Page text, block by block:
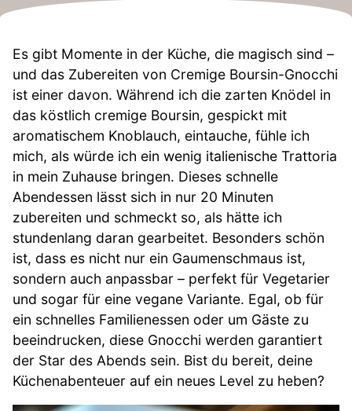
Es gibt Momente in der Küche, die magisch sind –
und das Zubereiten von Cremige Boursin-Gnocchi
ist einer davon. Während ich die zarten Knödel in
das köstlich cremige Boursin, gespickt mit
aromatischem Knoblauch, eintauche, fühle ich
mich, als würde ich ein wenig italienische Trattoria
in mein Zuhause bringen. Dieses schnelle
Abendessen lässt sich in nur 20 Minuten
zubereiten und schmeckt so, als hätte ich
stundenlang daran gearbeitet. Besonders schön
ist, dass es nicht nur ein Gaumenschmaus ist,
sondern auch anpassbar – perfekt für Vegetarier
und sogar für eine vegane Variante. Egal, ob für
ein schnelles Familienessen oder um Gäste zu
beeindrucken, diese Gnocchi werden garantiert
der Star des Abends sein. Bist du bereit, deine
Küchenabenteuer auf ein neues Level zu heben?